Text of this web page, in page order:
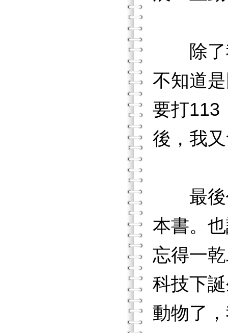
除了我
不知道
要打113
後，我
最後仍
本書。
忘得一
科技下
動物了